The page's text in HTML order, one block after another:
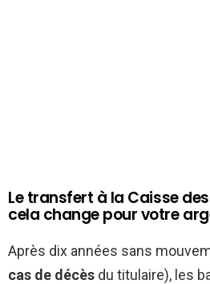
Le transfert à la Caisse
cela change pour votre
Après dix années sans
cas de décès du titulaire), les